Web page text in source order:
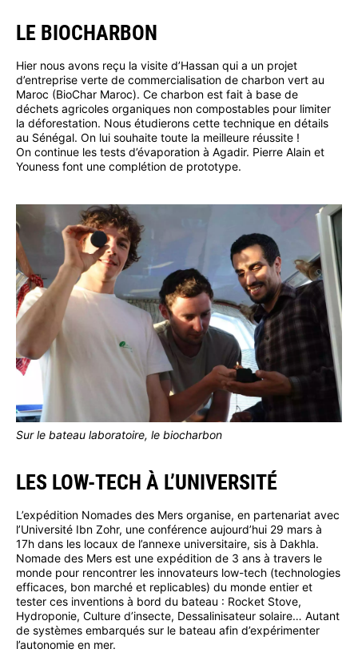
LE BIOCHARBON
Hier nous avons reçu la visite d’Hassan qui a un projet
d’entreprise verte de commercialisation de charbon vert au
Maroc (BioChar Maroc). Ce charbon est fait à base de
déchets agricoles organiques non compostables pour limiter
la déforestation. Nous étudierons cette technique en détails
au Sénégal. On lui souhaite toute la meilleure réussite !
On continue les tests d’évaporation à Agadir. Pierre Alain et
Youness font une complétion de prototype.
Sur le bateau laboratoire, le biocharbon
LES LOW-TECH À L’UNIVERSITÉ
L’expédition Nomades des Mers organise, en partenariat avec
l’Université Ibn Zohr, une conférence aujourd’hui 29 mars à
17h dans les locaux de l’annexe universitaire, sis à Dakhla.
Nomade des Mers est une expédition de 3 ans à travers le
monde pour rencontrer les innovateurs low-tech (technologies
efficaces, bon marché et replicables) du monde entier et
tester ces inventions à bord du bateau : Rocket Stove,
Hydroponie, Culture d’insecte, Dessalinisateur solaire… Autant
de systèmes embarqués sur le bateau afin d’expérimenter
l’autonomie en mer.